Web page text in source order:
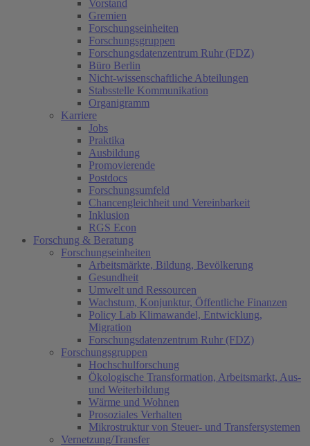
Vorstand
Gremien
Forschungseinheiten
Forschungsgruppen
Forschungsdatenzentrum Ruhr (FDZ)
Büro Berlin
Nicht-wissenschaftliche Abteilungen
Stabsstelle Kommunikation
Organigramm
Karriere
Jobs
Praktika
Ausbildung
Promovierende
Postdocs
Forschungsumfeld
Chancengleichheit und Vereinbarkeit
Inklusion
RGS Econ
Forschung & Beratung
Forschungseinheiten
Arbeitsmärkte, Bildung, Bevölkerung
Gesundheit
Umwelt und Ressourcen
Wachstum, Konjunktur, Öffentliche Finanzen
Policy Lab Klimawandel, Entwicklung,
Migration
Forschungsdatenzentrum Ruhr (FDZ)
Forschungsgruppen
Hochschulforschung
Ökologische Transformation, Arbeitsmarkt, Aus-
und Weiterbildung
Wärme und Wohnen
Prosoziales Verhalten
Mikrostruktur von Steuer- und Transfersystemen
Vernetzung/Transfer